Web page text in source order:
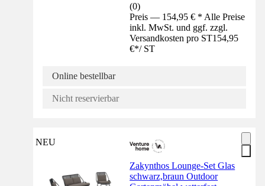
(0)
Preis — 154,95 € * Alle Preise
inkl. MwSt. und ggf. zzgl.
Versandkosten pro ST154,95
€*/ ST
Online bestellbar
Nicht reservierbar
NEU
Zakynthos Lounge-Set Glas
schwarz,braun Outdoor